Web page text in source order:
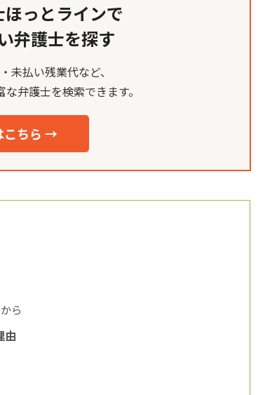
っとラインで
弁護士を探す
未払い残業代など、
弁護士を検索できます。
こちら →
ら
由